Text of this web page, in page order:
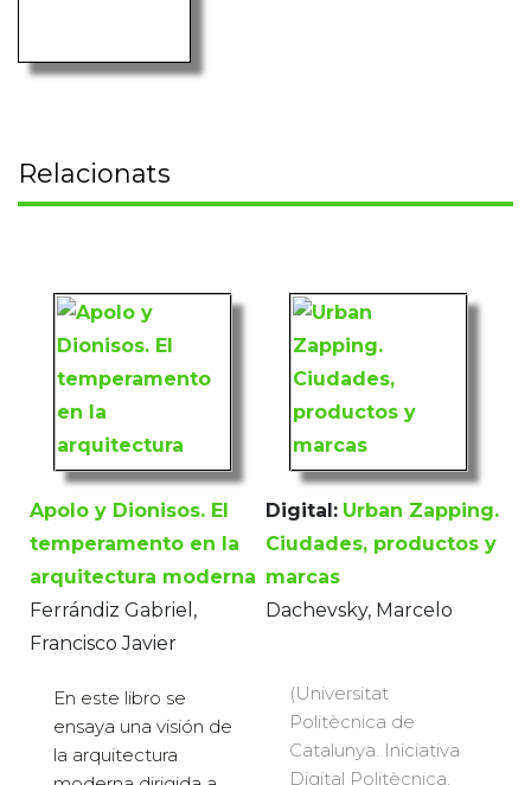
Relacionats
Apolo y Dionisos. El
temperamento en la
arquitectura moderna
Ferrándiz Gabriel,
Francisco Javier
En este libro se
ensaya una visión de
la arquitectura
Digital: Urban Zapping.
Ciudades, productos y
marcas
Dachevsky, Marcelo
(Universitat
Politècnica de
Catalunya. Iniciativa
Digital Politècnica,